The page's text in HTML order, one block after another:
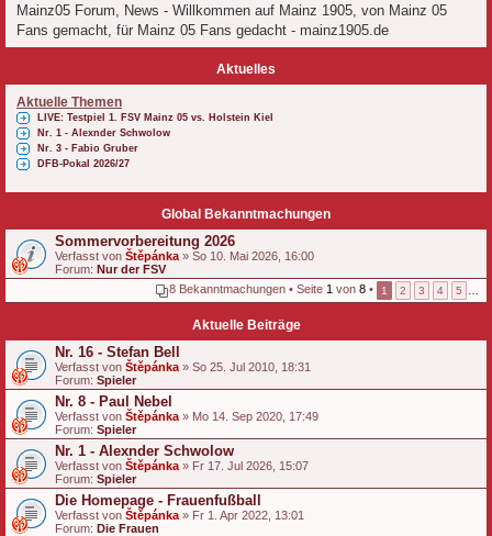
Mainz05 Forum, News - Willkommen auf Mainz 1905, von Mainz 05
Fans gemacht, für Mainz 05 Fans gedacht - mainz1905.de
Aktuelles
Aktuelle Themen
LIVE: Testpiel 1. FSV Mainz 05 vs. Holstein Kiel
Nr. 1 - Alexnder Schwolow
Nr. 3 - Fabio Gruber
DFB-Pokal 2026/27
Global Bekanntmachungen
Sommervorbereitung 2026
Verfasst von Štěpánka » So 10. Mai 2026, 16:00
Forum: Nur der FSV
8 Bekanntmachungen • Seite 1 von 8 • 1 2 3 4 5
Aktuelle Beiträge
Nr. 16 - Stefan Bell
Verfasst von Štěpánka » So 25. Jul 2010, 18:31
Forum: Spieler
Nr. 8 - Paul Nebel
Verfasst von Štěpánka » Mo 14. Sep 2020, 17:49
Forum: Spieler
Nr. 1 - Alexnder Schwolow
Verfasst von Štěpánka » Fr 17. Jul 2026, 15:07
Forum: Spieler
Die Homepage - Frauenfußball
Verfasst von Štěpánka » Fr 1. Apr 2022, 13:01
Forum: Die Frauen